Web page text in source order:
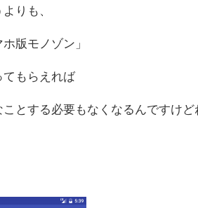
りも、
ホ版モノゾン」
てもらえれば
ことする必要もなくなるんですけ